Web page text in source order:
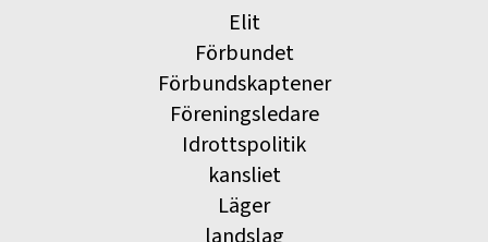
Elit
Förbundet
Förbundskaptener
Föreningsledare
Idrottspolitik
kansliet
Läger